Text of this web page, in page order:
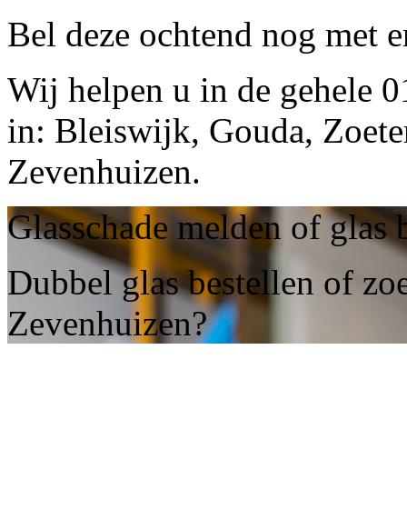
Bel deze ochtend nog met
Wij helpen u in de gehele
in: Bleiswijk, Gouda,
Zevenhuizen.
Glasschade melden of glas
Dubbel glas bestellen of
Zevenhuizen?